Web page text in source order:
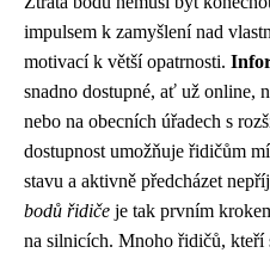
impulsem k zamyšlení nad
motivací k větší opatrnosti.
snadno dostupné, ať už online,
nebo na obecních úřadech s
dostupnost umožňuje řidičům
stavu a aktivně předcházet
bodů řidiče je tak prvním
na silnicích. Mnoho řidičů,